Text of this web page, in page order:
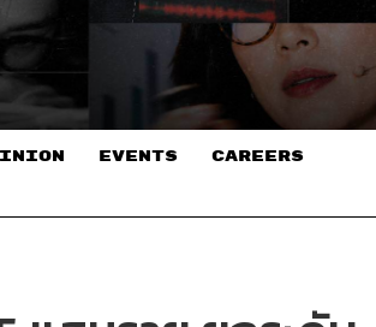
EVENTS CAREERS